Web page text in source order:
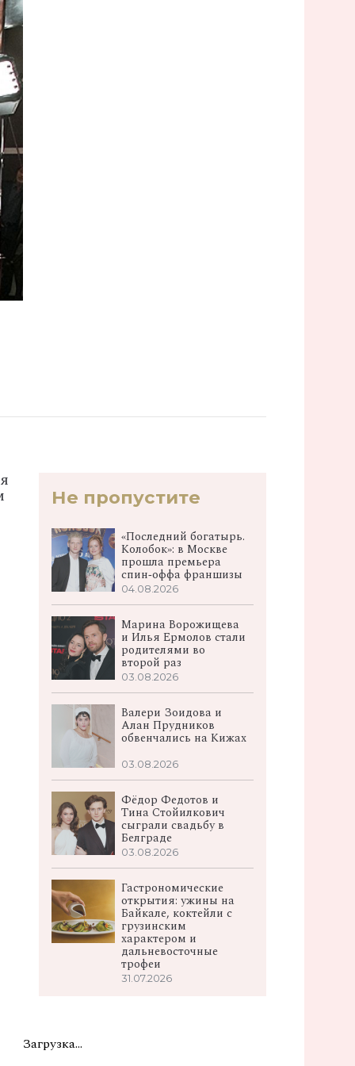
Не пропустите
«Последний богатырь.
Колобок»: в Москве
прошла премьера
спин‑оффа франшизы
04.08.2026
Марина Ворожищева
и Илья Ермолов стали
родителями во
второй раз
03.08.2026
Валери Зоидова и
Алан Прудников
обвенчались на Кижах
03.08.2026
Фёдор Федотов и
Тина Стойилкович
сыграли свадьбу в
Белграде
03.08.2026
Гастрономические
открытия: ужины на
Байкале, коктейли с
грузинским
характером и
дальневосточные
трофеи
31.07.2026
Загрузка...